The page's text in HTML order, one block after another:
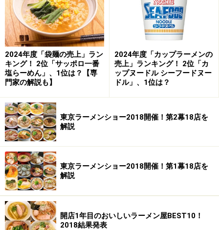
蒼龍唐玉堂＠目黒
▲紅油担々麺 790円
こちらは「際コーポレーション系」の店で、特に担々麺
の種類が多い。メニューには17種類の担々麺を揃えてい
る。私の帰り道にあるのでいろんなメニューを食べてい
るが、一番最近食べたメニューを紹介しておく。
紅油担々麺は、もちうろん汁なしで「本場中国屋台の
味」と書かれている。もちろん中国の屋台の味なんて知
2024年度「袋麺の売上」ラン
キング！ 2位「サッポロ一番
塩らーめん」、1位は？【専
門家の解説も】
2024年度「カップラーメンの
売上」ランキング！ 2位「カ
ップヌードル シーフードヌー
ドル」、1位は？
東京ラーメンショー2018開催！第2幕18店を
解説
東京ラーメンショー2018開催！第1幕18店を
解説
開店1年目のおいしいラーメン屋BEST10！
2018結果発表